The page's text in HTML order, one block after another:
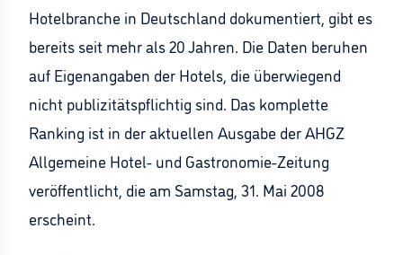
Hotelbranche in Deutschland dokumentiert, gibt es
bereits seit mehr als 20 Jahren. Die Daten beruhen
auf Eigenangaben der Hotels, die überwiegend
nicht publizitätspflichtig sind. Das komplette
Ranking ist in der aktuellen Ausgabe der AHGZ
Allgemeine Hotel- und Gastronomie-Zeitung
veröffentlicht, die am Samstag, 31. Mai 2008
erscheint.